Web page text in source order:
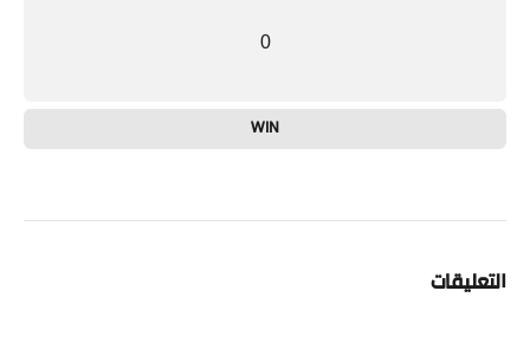
0
WIN
التعليقات